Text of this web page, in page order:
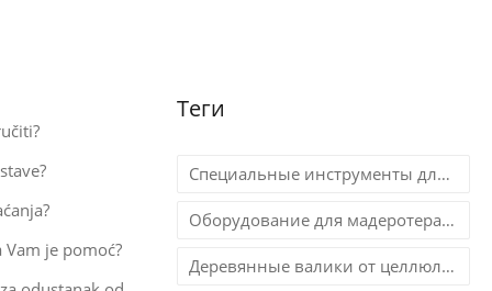
Vam je pomoć?
Теги
Специальные инструменты для мадеротерапии
Оборудование для мадеротерапии для салонов
Деревянные валики от целлюлита